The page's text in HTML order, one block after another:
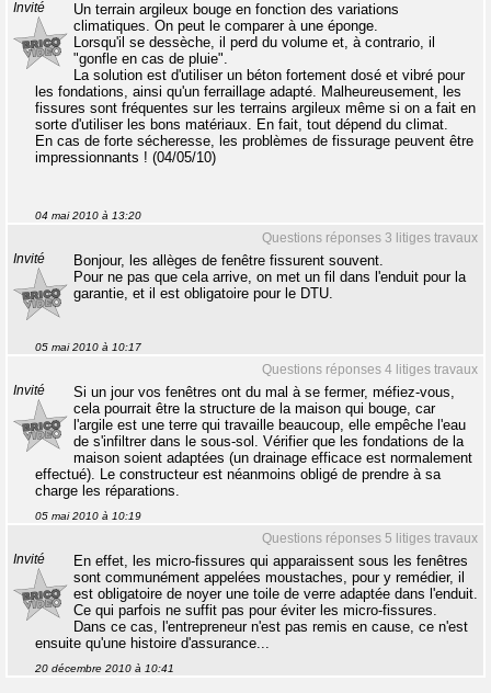
Invité
Un terrain argileux bouge en fonction des variations
climatiques. On peut le comparer à une éponge.
Lorsqu'il se dessèche, il perd du volume et, à contrario, il
"gonfle en cas de pluie".
La solution est d'utiliser un béton fortement dosé et vibré pour
les fondations, ainsi qu'un ferraillage adapté. Malheureusement, les
fissures sont fréquentes sur les terrains argileux même si on a fait en
sorte d'utiliser les bons matériaux. En fait, tout dépend du climat.
En cas de forte sécheresse, les problèmes de fissurage peuvent être
impressionnants ! (04/05/10)
04 mai 2010 à 13:20
Questions réponses 3 litiges travaux
Invité
Bonjour, les allèges de fenêtre fissurent souvent.
Pour ne pas que cela arrive, on met un fil dans l'enduit pour la
garantie, et il est obligatoire pour le DTU.
05 mai 2010 à 10:17
Questions réponses 4 litiges travaux
Invité
Si un jour vos fenêtres ont du mal à se fermer, méfiez-vous,
cela pourrait être la structure de la maison qui bouge, car
l'argile est une terre qui travaille beaucoup, elle empêche l'eau
de s'infiltrer dans le sous-sol. Vérifier que les fondations de la
maison soient adaptées (un drainage efficace est normalement
effectué). Le constructeur est néanmoins obligé de prendre à sa
charge les réparations.
05 mai 2010 à 10:19
Questions réponses 5 litiges travaux
Invité
En effet, les micro-fissures qui apparaissent sous les fenêtres
sont communément appelées moustaches, pour y remédier, il
est obligatoire de noyer une toile de verre adaptée dans l'enduit.
Ce qui parfois ne suffit pas pour éviter les micro-fissures.
Dans ce cas, l'entrepreneur n'est pas remis en cause, ce n'est
ensuite qu'une histoire d'assurance...
20 décembre 2010 à 10:41